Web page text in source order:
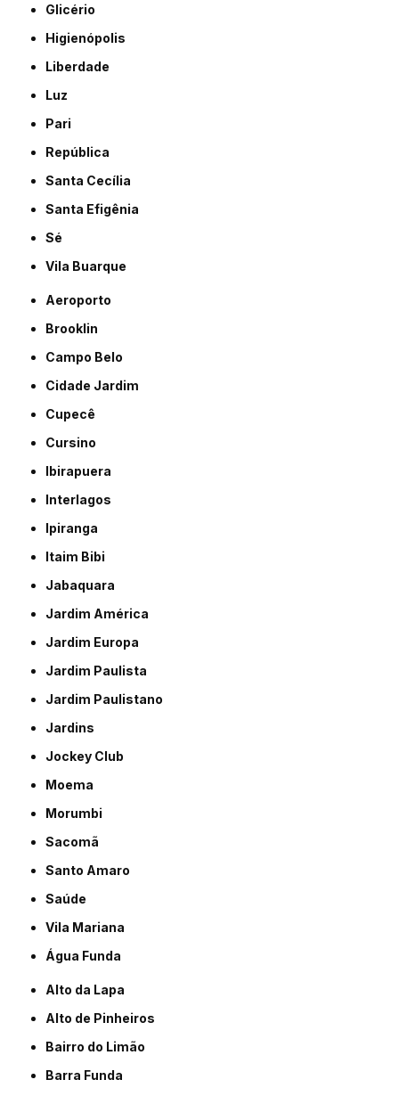
Glicério
Higienópolis
Liberdade
Luz
Pari
República
Santa Cecília
Santa Efigênia
Sé
Vila Buarque
Aeroporto
Brooklin
Campo Belo
Cidade Jardim
Cupecê
Cursino
Ibirapuera
Interlagos
Ipiranga
Itaim Bibi
Jabaquara
Jardim América
Jardim Europa
Jardim Paulista
Jardim Paulistano
Jardins
Jockey Club
Moema
Morumbi
Sacomã
Santo Amaro
Saúde
Vila Mariana
Água Funda
Alto da Lapa
Alto de Pinheiros
Bairro do Limão
Barra Funda